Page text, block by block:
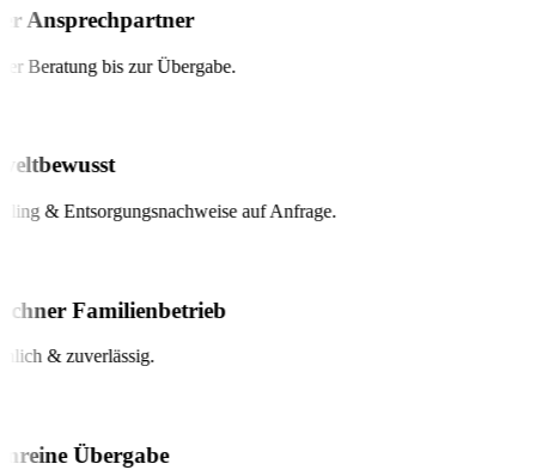
Ansprechpartner
Beratung bis zur Übergabe.
& Entsorgungsnachweise auf Anfrage.
Familienbetrieb
& zuverlässig.
Übergabe